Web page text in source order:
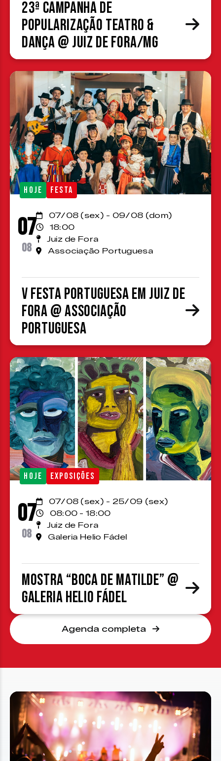
23ª Campanha de
Popularização Teatro &
Dança @ Juiz de Fora/MG
HOJE FESTA
07
08
07/08 (sex) - 09/08 (dom)
18:00
Juiz de Fora
Associação Portuguesa
V Festa Portuguesa em Juiz de
Fora @ Associação
Portuguesa
HOJE EXPOSIÇÕES
07
08
07/08 (sex) - 25/09 (sex)
08:00 - 18:00
Juiz de Fora
Galeria Helio Fádel
Mostra “Boca de Matilde” @
Galeria Helio Fádel
Agenda completa